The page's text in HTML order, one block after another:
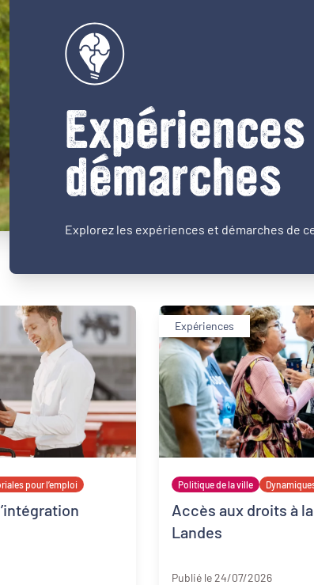
démarches
Explorez les expériences et démarches de
pour l’emploi
Expériences
Politique de la ville
Accès aux droits à
Landes
Publié le 24/07/2026